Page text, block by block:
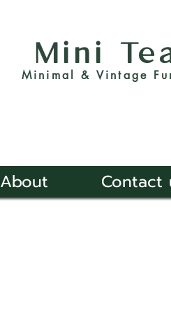
Mini
Minimal & Vintage
About Contact